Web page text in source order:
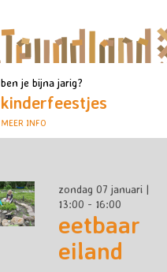
ben je bijna jarig?
kinderfeestjes
MEER INFO
zondag 07 januari |
13:00 - 16:00
eetbaar
eiland